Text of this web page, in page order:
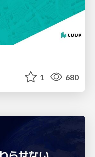
1 680